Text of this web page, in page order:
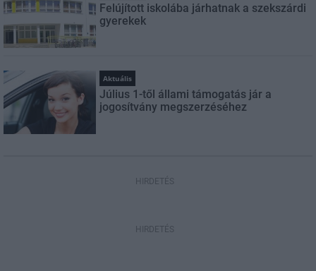
Felújított iskolába járhatnak a szekszárdi
gyerekek
Aktuális
Július 1-től állami támogatás jár a
jogosítvány megszerzéséhez
HIRDETÉS
HIRDETÉS